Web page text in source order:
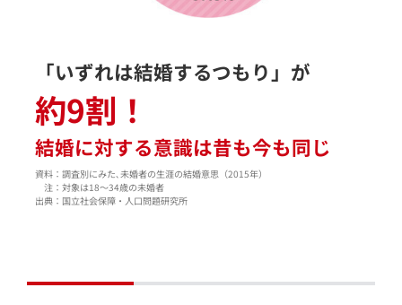
「いずれは結婚するつもり」が
約9割！
結婚に対する意識は昔も今も同じ
資料：調査別にみた､未婚者の生涯の結婚意思（2015年）
注：対象は18〜34歳の未婚者
出典：国立社会保障・人口問題研究所